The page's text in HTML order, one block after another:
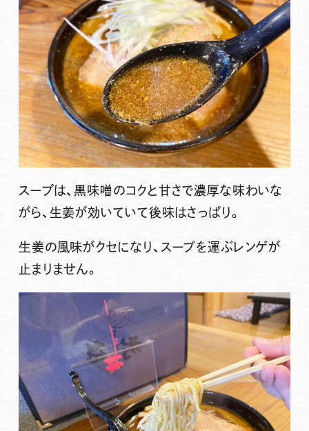
スープは、黒味噌のコクと甘さで濃厚な味わいな
がら、生姜が効いていて後味はさっぱり。
生姜の風味がクセになり、スープを運ぶレンゲが
止まりません。